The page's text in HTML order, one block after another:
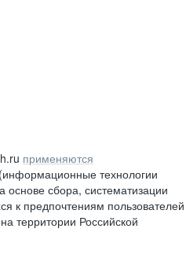
применяются
(информационные технологии
сбора, систематизации
к предпочтениям пользователей
территории Российской